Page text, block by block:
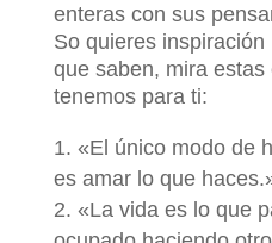
enteras con sus
So quieres
que saben, mira estas
tenemos para ti:
«El único modo de
es amar lo que
«La vida es lo que